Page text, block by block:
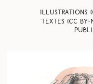
Illustrations
Textes (CC BY-